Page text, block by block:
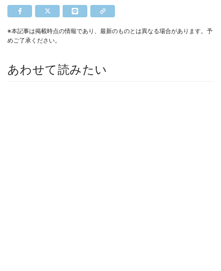
※本記事は掲載時点の情報であり、最新のものとは異なる場合があります。予
めご了承ください。
あわせて読みたい